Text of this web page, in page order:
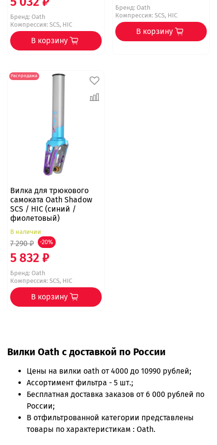
Бренд:Oath
Компрессия: SCS, HIC
В корзину
Бренд:Oath
Компрессия: SCS, HIC
В корзину
Распродажа
Вилка для трюкового
самоката Oath Shadow
SCS / HIC (синий /
фиолетовый)
В наличии
7 290 ₽ -20%
5 832 ₽
Бренд:Oath
Компрессия: SCS, HIC
В корзину
Вилки Oath с доставкой по России
Цены на вилки oath от 4000 до 10990 рублей;
Ассортимент фильтра - 5 шт.;
Бесплатная доставка заказов от 6 000 рублей по
России;
В отфильтрованной категории представлены
товары по характеристикам : Oath.